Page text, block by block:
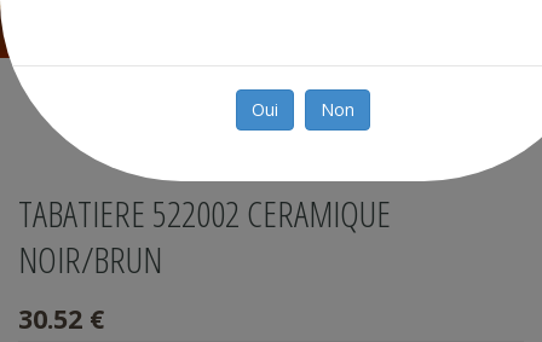
TABATIERE 522002 CERAMIQUE
NOIR/BRUN
30.52 €
Oui Non